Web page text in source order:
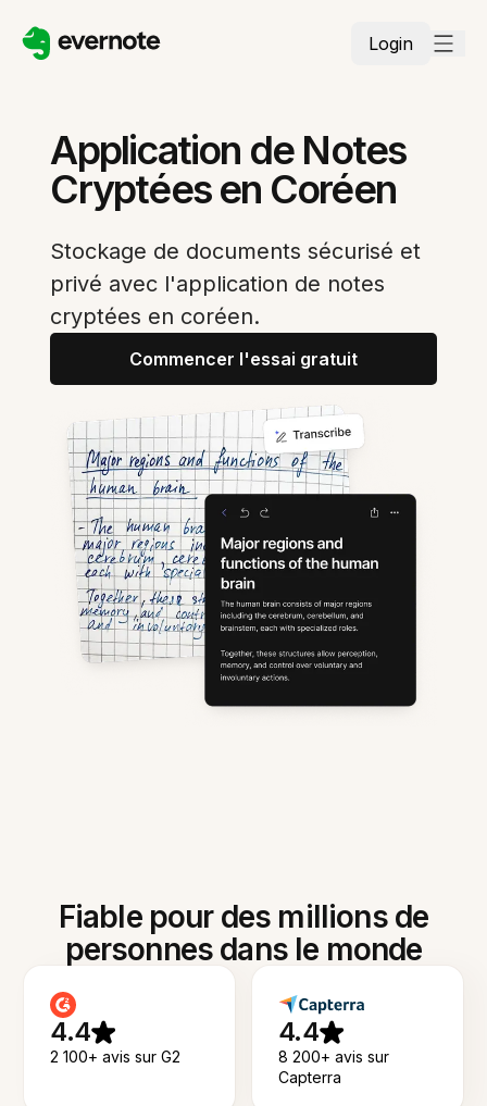
Login
Application de Notes
Cryptées en Coréen
Stockage de documents sécurisé et
privé avec l'application de notes
cryptées en coréen.
Commencer l'essai gratuit
Fiable pour des millions de
personnes dans le monde
4.4
2 100+ avis sur G2
4.4
8 200+ avis sur
Capterra